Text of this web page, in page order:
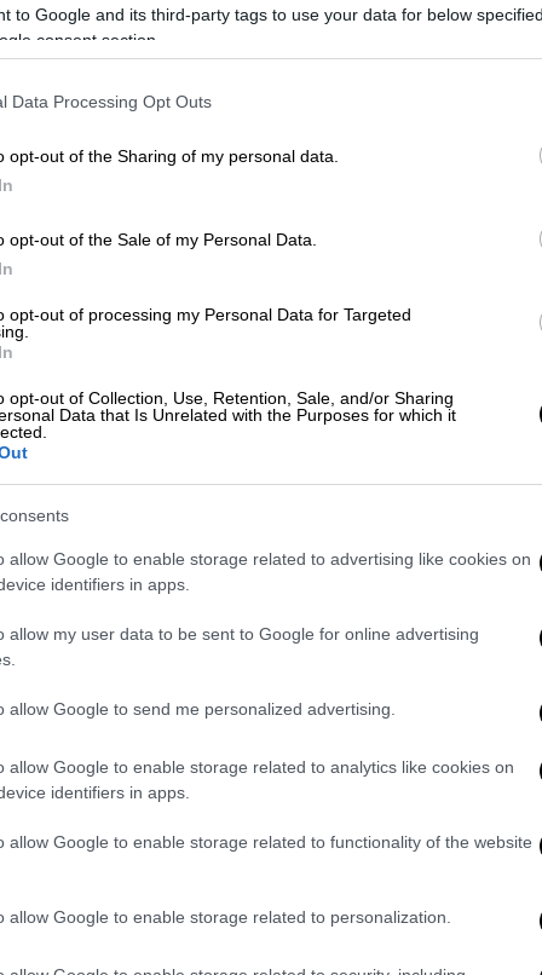
to Google and its third-party tags to use your data for below
consent section.
Data Processing Opt Outs
opt-out of the Sharing of my personal data.
opt-out of the Sale of my Personal Data.
opt-out of processing my Personal Data for Targeted
opt-out of Collection, Use, Retention, Sale, and/or Sharing
Data that Is Unrelated with the Purposes for which it
allow Google to enable storage related to advertising like cookies on
identifiers in apps.
allow my user data to be sent to Google for online advertising
allow Google to send me personalized advertising.
allow Google to enable storage related to analytics like cookies on
identifiers in apps.
allow Google to enable storage related to functionality of the website
allow Google to enable storage related to personalization.
των νησιωτικών περιοχών (Κρήτη και
«φιλέτα», οι ενστάσεις κατατέθηκαν,
διεθνούς συγκοινωνιακού ομίλου
όρους, οι οποίοι ευνοούν τις
σήμερα τη συγκοινωνία στην Ελλάδα
προέρχεται από ...εγχώριο παίκτη και
Λιβαδειάς και αφορά τον διαγωνισμό
θέματος αναφέρουν ότι η ένσταση
καθώς εκφράζεται ο ισχυρισμός
θα έπρεπε να αναλάβει με ανάθεση
αντιβαίνει την ίδια την
της αγοράς των οδικών μεταφορών.
κατατεθεί αφορά τις γραμμές της Κρήτης
μεταξύ άλλων ότι εισάγονται
της επιχειρησιακής ετοιμότητας,
του υφιστάμενου
τις θεμελιώδεις αρχές της ίσης
μη διακριτικής μεταχείρισης. Η
που νοθεύουν τον ανταγωνισμό
στη σύμβαση σε νέους
πράξη τη διαφάνεια της
του αναδόχου καθίσταται
επικαλούνται παρέκκλιση της αρχής
της Κρήτης
σε μια ευρύτερη στρατηγική
διαγωνισμών με κοινό παρονομαστή
περιλαμβάνουν ρυθμίσεις
δηλαδή τα ΚΤΕΛ, περιορίζοντας την